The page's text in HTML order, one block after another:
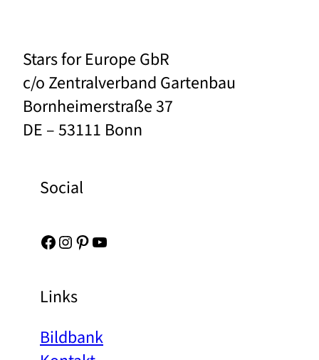
Stars for Europe GbR
c/o Zentralverband Gartenbau
Bornheimerstraße 37
DE – 53111 Bonn
Social
Facebook Instagram Pinterest YouTube
Links
Bildbank